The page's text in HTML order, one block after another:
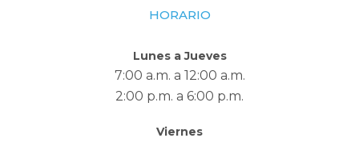
HORARIO
Lunes a Jueves
7:00 a.m. a 12:00 a.m.
2:00 p.m. a 6:00 p.m.
Viernes